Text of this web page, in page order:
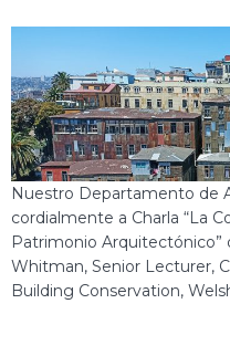
Nuestro Departamento de
cordialmente a Charla “La
Patrimonio Arquitectónico”
Whitman, Senior Lecturer,
Building Conservation,